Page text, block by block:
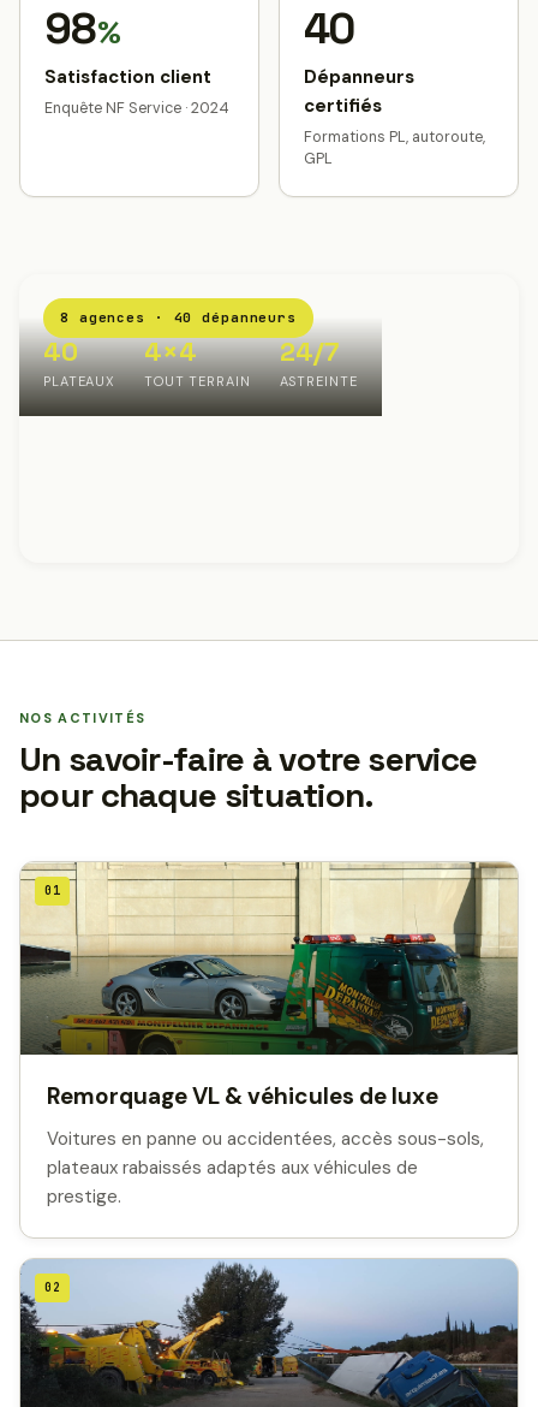
98%
Satisfaction client
Enquête NF Service · 2024
40
Dépanneurs
certifiés
Formations PL, autoroute,
GPL
8 agences · 40 dépanneurs
40
PLATEAUX
4×4
TOUT TERRAIN
24/7
ASTREINTE
NOS ACTIVITÉS
Un savoir-faire à votre service
pour chaque situation.
01
Remorquage VL & véhicules de luxe
Voitures en panne ou accidentées, accès sous-sols,
plateaux rabaissés adaptés aux véhicules de
prestige.
02